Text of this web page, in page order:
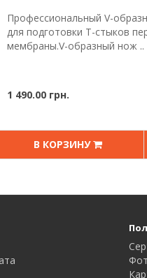
Профессиональный V-
для подготовки Т-стыков
мембраны.V-образный нож ..
1 490.00 грн.
В КОРЗИНУ